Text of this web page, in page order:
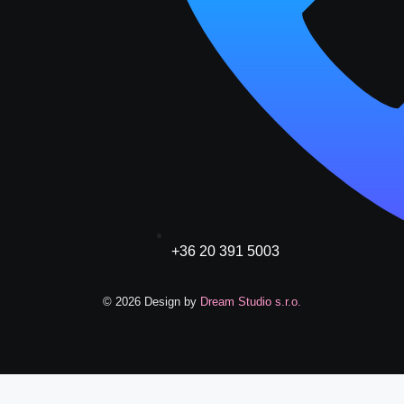
+36 20 391 5003
© 2026 Design by Dream Studio s.r.o.